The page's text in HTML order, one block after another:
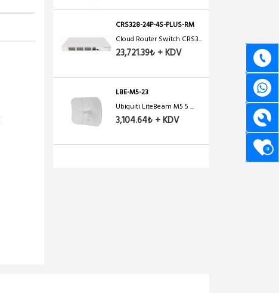
0
CRS328-24P-4S-PLUS-RM
Cloud Router Switch CRS3...
23,721.39₺ + KDV
LBE-M5-23
Ubiquiti LiteBeam M5 5 ...
3,104.64₺ + KDV